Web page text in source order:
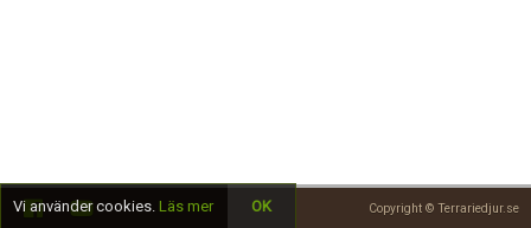
Copyright © Terrariedjur.se
Vi använder cookies. Läs mer OK